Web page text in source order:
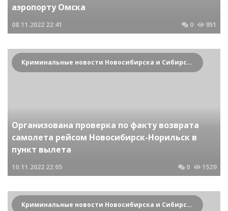
аэропорту Омска
08.11.2022 22:41 0 951
Криминальные новости Новосибирска и Сибирского региона
Организована проверка по факту возврата
самолета рейсом Новосибирск-Норильск в
пункт вылета
10.11.2022 22:05 0 1529
Криминальные новости Новосибирска и Сибирского региона